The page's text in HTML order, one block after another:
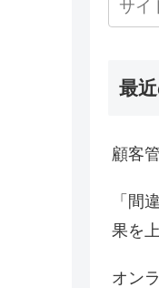
最
顧客
「間
果を
オン